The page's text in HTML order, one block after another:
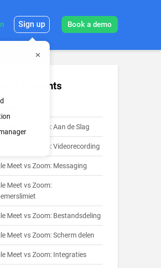
Sign up Book a demo
of Contents
Meet vs Zoom: Aan de Slag
Meet vs Zoom: Videorecording
Meet vs Zoom: Messaging
Meet vs Zoom:
Meet vs Zoom: Bestandsdeling
Meet vs Zoom: Scherm delen
Meet vs Zoom: Integraties